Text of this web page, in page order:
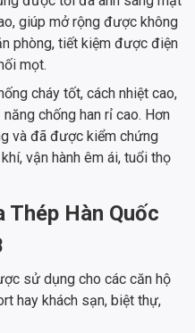
giúp mở rộng được không
phòng, tiết kiệm được điện
mọt.
cháy tốt, cách nhiệt cao,
chống han rỉ cao. Hơn
và đã được kiểm chứng
vận hành êm ái, tuổi thọ
Thép Hàn Quốc
sử dụng cho các căn hộ
hay khách sạn, biệt thự,